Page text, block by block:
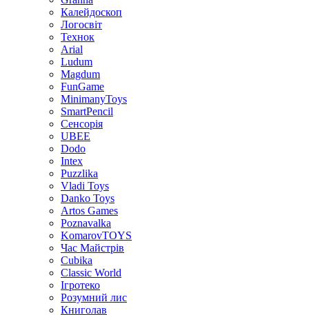
Калейдоскоп
Логосвіт
Технок
Arial
Ludum
Magdum
FunGame
MinimanyToys
SmartPencil
Сенсорія
UBEE
Dodo
Intex
Puzzlika
Vladi Toys
Danko Toys
Artos Games
Poznavalka
KomarovTOYS
Час Майстрів
Cubika
Classic World
Ігротеко
Розумний лис
Книголав